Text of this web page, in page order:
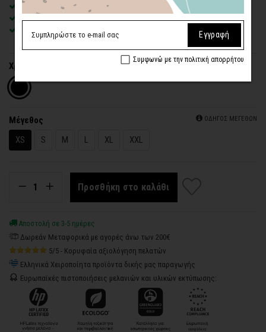
Κανονική εφαρμογή - Μοντέρνα και άνετη γραμμή
Όψη και υφή ζωγραφιστού σχεδίου
Χρώμα
Μέγεθος ΟΔΗΓΟΣ ΜΕΓΕΘΩΝ
XS S M L XL XXL
Προσθήκη στο καλάθι
Αποστολή σε 3-5 ημέρες
Δωρεάν Μεταφορικά με αγορές άνω των 200€
5/5 - Κορυφαία αξιολόγηση πελατών
Ελληνικά Χειροποίητα προϊόντα δικής μας παραγωγής
Ευρωπαϊκές πιστοποιήσεις μελανιών και υλικών εκτύπωσης:
Εγγραφή
Συμφωνώ με την πολιτική απορρήτου